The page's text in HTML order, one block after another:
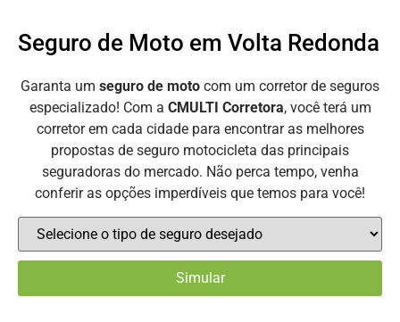
Seguro de Moto em Volta Redonda
Garanta um seguro de moto com um corretor de seguros
especializado! Com a CMULTI Corretora, você terá um
corretor em cada cidade para encontrar as melhores
propostas de seguro motocicleta das principais
seguradoras do mercado. Não perca tempo, venha
conferir as opções imperdíveis que temos para você!